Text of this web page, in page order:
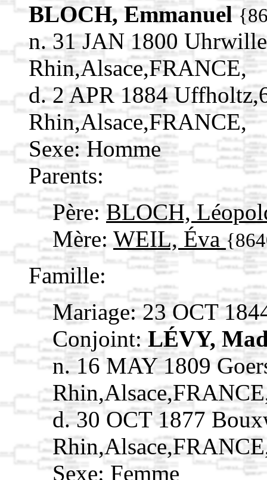
BLOCH, Emmanuel
n. 31 JAN 1800
Rhin,Alsace,FRANCE,
d. 2 APR 1884
Rhin,Alsace,FRANCE,
Sexe: Homme
Parents:
Père:BLOCH,
Mère: WEIL, Éva
Famille:
Mariage: 23 OCT
Conjoint: LÉVY,
n. 16 MAY 1809
d. 30 OCT 1877
Sexe: Femme